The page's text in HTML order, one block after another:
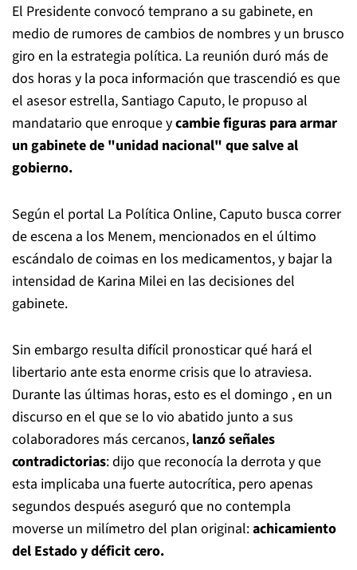
El Presidente convocó temprano a su gabinete, en
medio de rumores de cambios de nombres y un brusco
giro en la estrategia política. La reunión duró más de
dos horas y la poca información que trascendió es que
el asesor estrella, Santiago Caputo, le propuso al
mandatario que enroque ycambie figuras para armar
un gabinete de "unidad nacional" que salve al
gobierno.
Según el portal La Política Online, Caputo busca correr
de escena a los Menem, mencionados en el último
escándalo de coimas en los medicamentos, y bajar la
intensidad de Karina Milei en las decisiones del
gabinete.
Sin embargo resulta difícil pronosticar qué hará el
libertario ante esta enorme crisis que lo atraviesa.
Durante las últimas horas, esto es el domingo , en un
discurso en el que se lo vio abatido junto a sus
colaboradores más cercanos, lanzó señales
contradictorias: dijo que reconocía la derrota y que
esta implicaba una fuerte autocrítica, pero apenas
segundos después aseguró que no contempla
moverse un milímetro del plan original:achicamiento
del Estado y déficit cero.